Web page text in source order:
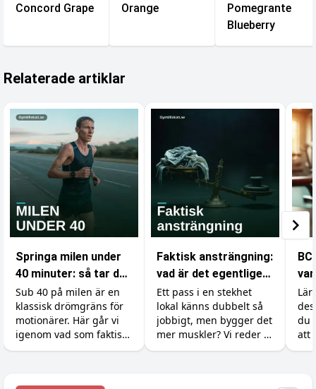
Concord Grape Orange
Pomegrante
Blueberry
Relaterade artiklar
Springa milen under
40 minuter: så tar du
dig under
drömgränsen
Sub 40 på milen är en
klassisk drömgräns för
motionärer. Här går vi
igenom vad som faktiskt
krävs, hur du lägger
Faktisk ansträngning:
vad är det egentligen
som räknas i
gymmet?
Ett pass i en stekhet
lokal känns dubbelt så
jobbigt, men bygger det
mer muskler? Vi reder ut
skillnaden mellan att
Lär
du
att